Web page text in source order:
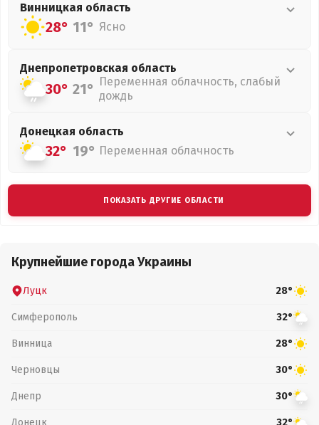
Винницкая область
28° 11° Ясно
Днепропетровская область
30° 21° Переменная облачность, слабый
дождь
Донецкая область
32° 19° Переменная облачность
ПОКАЗАТЬ ДРУГИЕ ОБЛАСТИ
Крупнейшие города Украины
Луцк 28°
Симферополь 32°
Винница 28°
Черновцы 30°
Днепр 30°
Донецк 32°